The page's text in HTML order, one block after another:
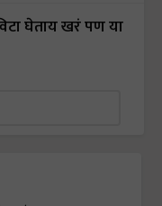
घेताय खरं पण या